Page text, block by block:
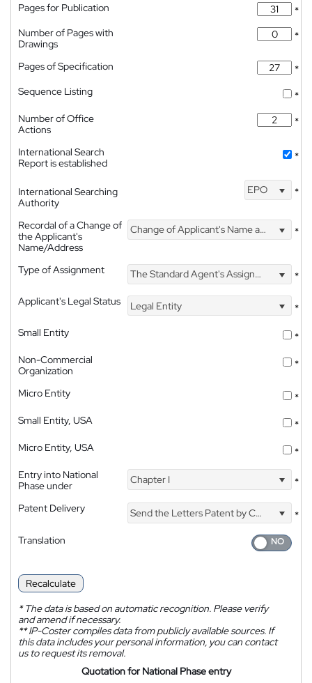
Pages for Publication
*
Number of Pages with
Drawings
*
Pages of Specification
*
Sequence Listing
*
Number of Office
Actions
*
International Search
Report is established
*
International Searching
Authority
EPO *
Recordal of a Change of
the Applicant's
Name/Address
Change of Applicant's Name and Address *
Type of Assignment The Standard Agent's Assignment
*
Applicant's Legal Status
Legal Entity
*
Small Entity
*
Non-Commercial
Organization
*
Micro Entity
*
Small Entity, USA
*
Micro Entity, USA
*
Entry into National
Phase under
Chapter I *
Patent Delivery Send the Letters Patent by Courier
*
Translation
Recalculate
*The data is based on automatic recognition. Please verify
and amend if necessary.
**IP-Coster compiles data from publicly available sources. If
this data includes your personal information, you can contact
us to request its removal.
Quotation for National Phase entry